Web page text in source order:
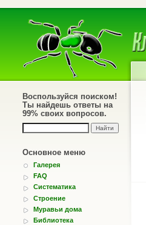
Воспользуйся поиском!
Ты найдешь ответы на
99% своих вопросов.
Основное меню
Галерея
FAQ
Систематика
Строение
Муравьи дома
Библиотека